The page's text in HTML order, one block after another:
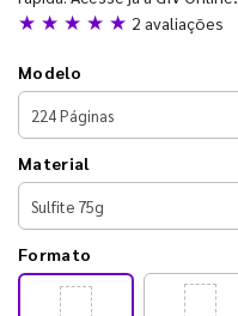
★ ★ ★ ★ ★ 2 avaliações
Modelo
Material
Formato